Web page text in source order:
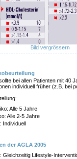
Bild vergrössern
bei allen Patienten mit 40
individuell früher (z.B. bei
Alle 5 Jahre
Alle 2-5 Jahre
Individuell
der AGLA 2005
Gleichzeitig Lifestyle-